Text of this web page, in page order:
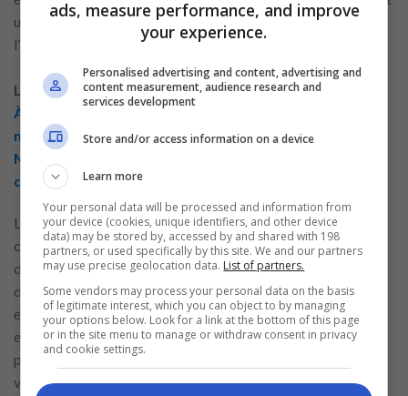
une lettre de motivation qui reflète votre compréhension de
l’importance du rôle vous aideront à vous démarquer.
Lire plus de contenu connexe:
À quoi s’attendre lorsqu’on postule à un emploi d’aide
magasinier
Maîtriser le processus de candidature à un poste de
caissier
L’entretien pour unposted’assistant de nettoyage peut se
concentrer sur des questions pratiques, telles que la manière
dont vous géreriez des tâches de nettoyage spécifiques ou
dont vous prioriseriez vos responsabilités dans un
environnement occupé. Soyez prêt à discuter de vos
expériences passées et de la façon dont elles vous ont
préparé à ce rôle. Montrer une attitude proactive et une
volonté d’apprendre peut considérablement augmenter vos
ads, measure performance, and improve
your experience.
Personalised advertising and content, advertising and
content measurement, audience research and
services development
Store and/or access information on a device
Learn more
Your personal data will be processed and information from
your device (cookies, unique identifiers, and other device
data) may be stored by, accessed by and shared with 198
partners, or used specifically by this site. We and our partners
may use precise geolocation data. List of partners.
Some vendors may process your personal data on the basis
of legitimate interest, which you can object to by managing
your options below. Look for a link at the bottom of this page
or in the site menu to manage or withdraw consent in privacy
and cookie settings.